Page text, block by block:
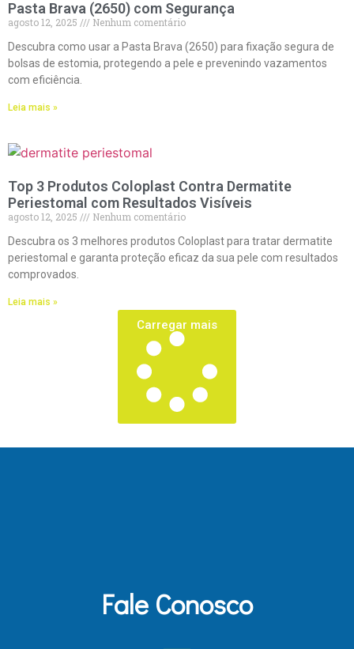
Pasta Brava (2650) com Segurança
agosto 12, 2025
Nenhum comentário
Descubra como usar a Pasta Brava (2650) para fixação segura de
bolsas de estomia, protegendo a pele e prevenindo vazamentos
com eficiência.
Leia mais »
Top 3 Produtos Coloplast Contra Dermatite
Periestomal com Resultados Visíveis
agosto 12, 2025
Nenhum comentário
Descubra os 3 melhores produtos Coloplast para tratar dermatite
periestomal e garanta proteção eficaz da sua pele com resultados
comprovados.
Leia mais »
Carregar mais
Fale Conosco